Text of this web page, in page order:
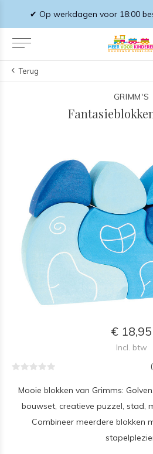
✔ Op werkdagen voor 18:00
Terug
GRIMM'S
€ 18,95
Incl. btw
Mooie blokken van Grimms:
bouwset, creatieve puzzel, stad,
Combineer meerdere blokken